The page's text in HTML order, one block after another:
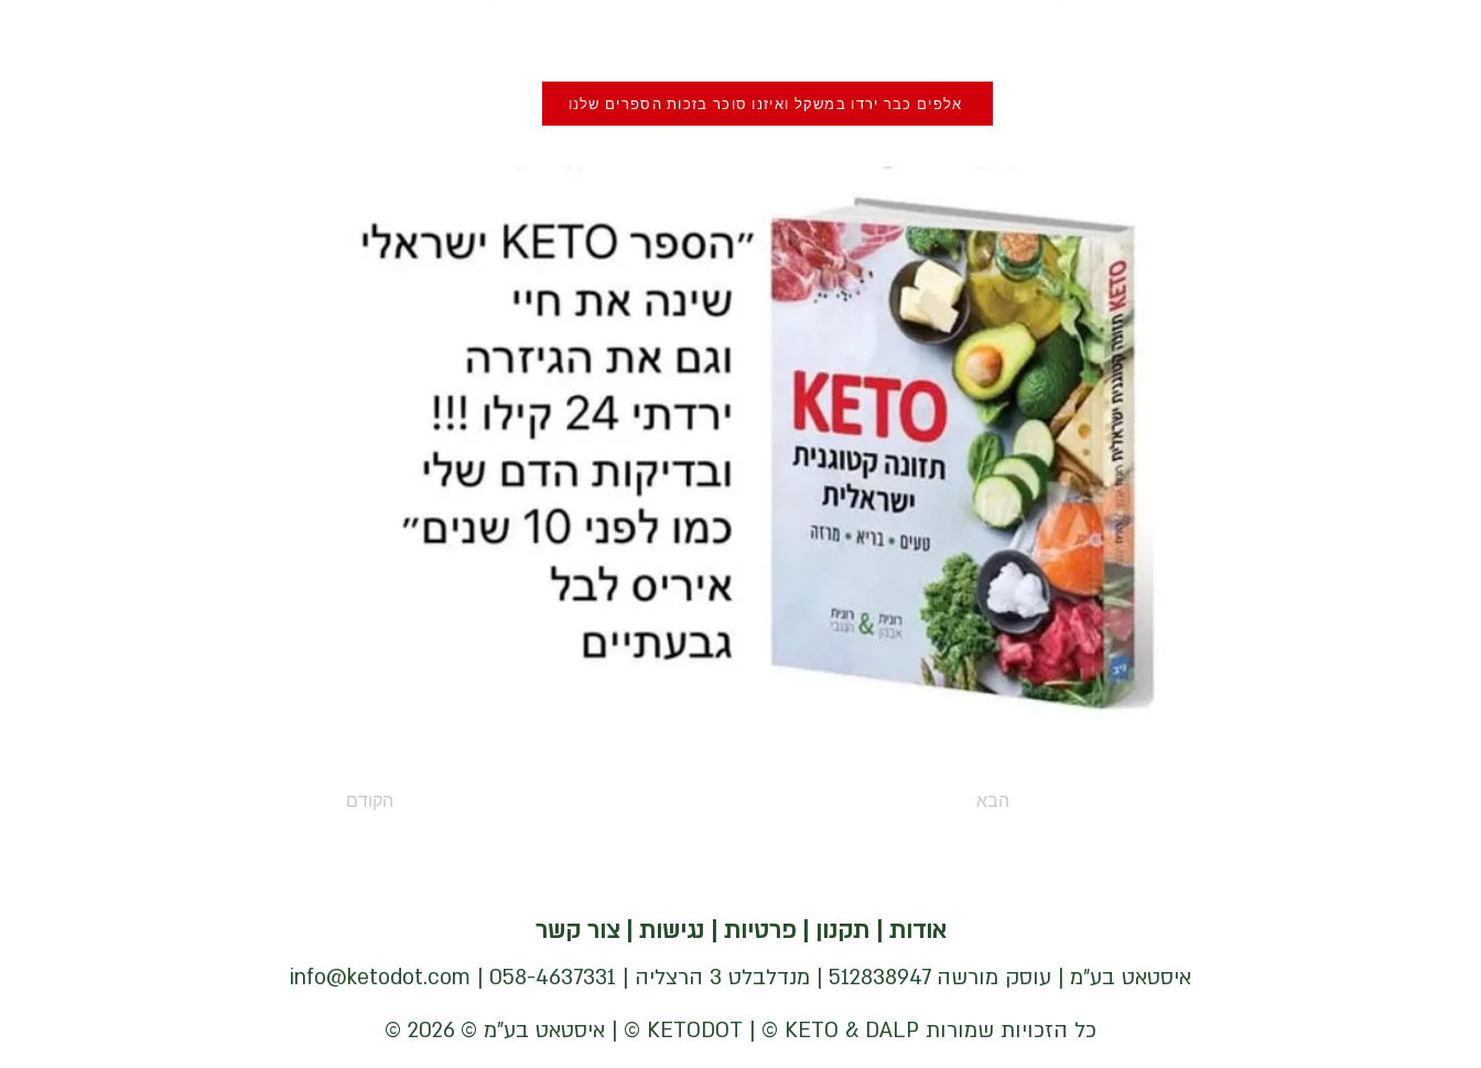
אלפים כבר ירדו במשקל ואיזנו סוכר בזכות הספרים שלנו
הקודם הבא
אודות תקנון |פרטיות נגישות |צור קשר
איסטאט בע"מ | עוסק מורשה 512838947 | מנדלבלט 3 הרצליה | 058-4637331 |
info@ketodot.com